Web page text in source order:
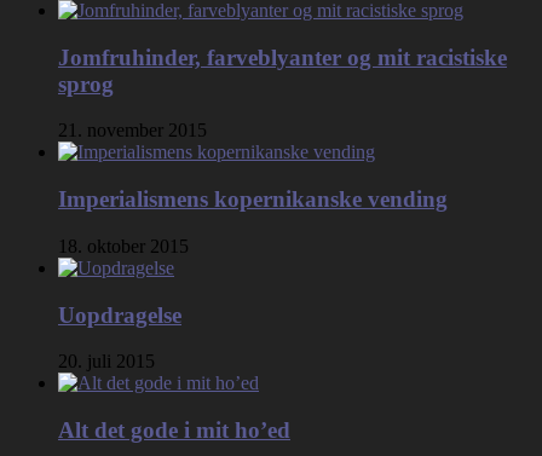
Jomfruhinder, farveblyanter og mit racistiske
sprog
21. november 2015
Imperialismens kopernikanske vending
18. oktober 2015
Uopdragelse
20. juli 2015
Alt det gode i mit ho’ed